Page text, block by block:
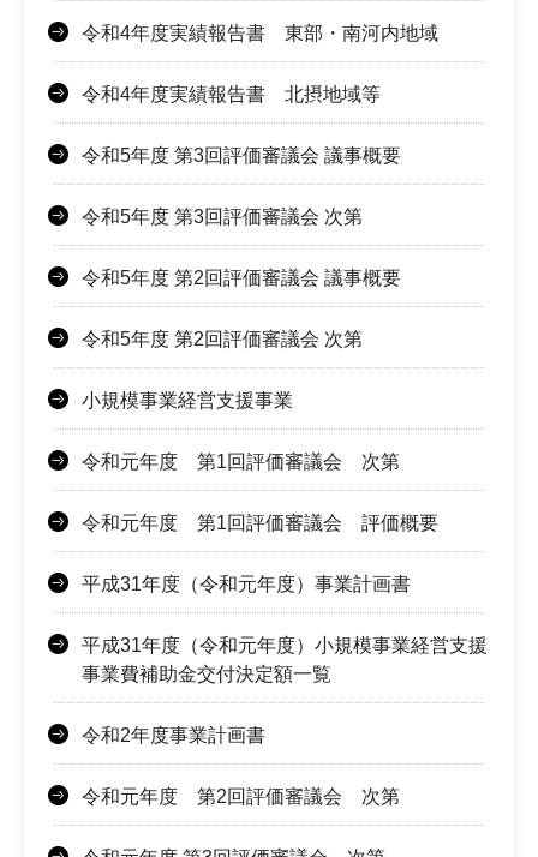
令和4年度実績報告書 東部・南河内地域
令和4年度実績報告書 北摂地域等
令和5年度 第3回評価審議会 議事概要
令和5年度 第3回評価審議会 次第
令和5年度 第2回評価審議会 議事概要
令和5年度 第2回評価審議会 次第
小規模事業経営支援事業
令和元年度 第1回評価審議会 次第
令和元年度 第1回評価審議会 評価概要
平成31年度（令和元年度）事業計画書
平成31年度（令和元年度）小規模事業経営支援
事業費補助金交付決定額一覧
令和2年度事業計画書
令和元年度 第2回評価審議会 次第